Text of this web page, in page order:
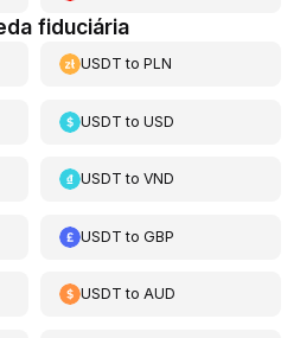
fiduciária
USDT toPLN
USDT toUSD
USDT toVND
USDT toGBP
USDT toAUD